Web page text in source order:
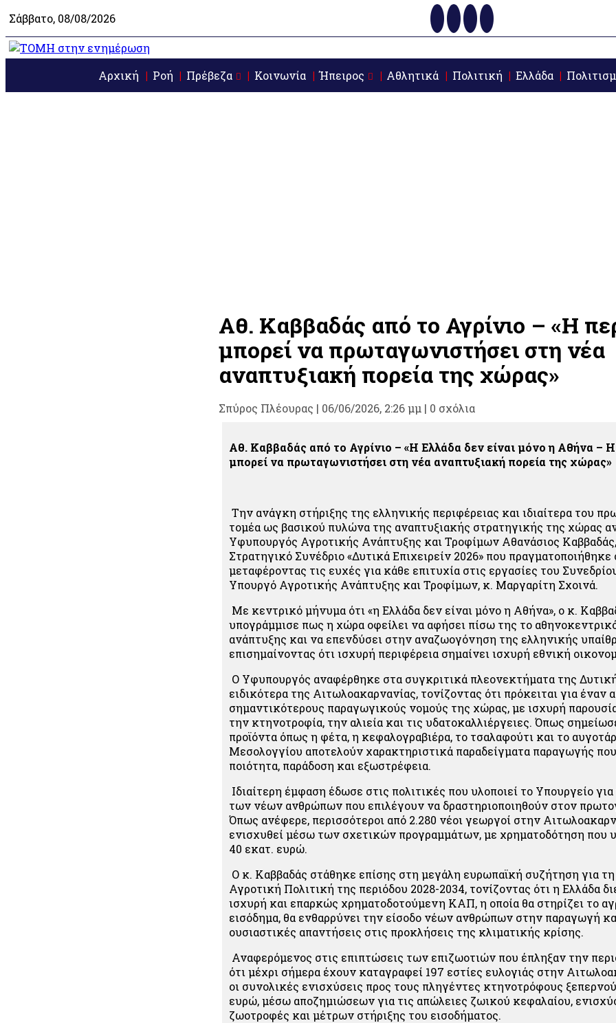
Σάββατο, 08/08/2026
Αρχική Ροή Πρέβεζα Κοινωνία Ήπειρος Αθλητικά Πολιτική Ελλάδα
Αθ. Καββαδάς από το Αγρίνιο – «Η
μπορεί να πρωταγωνιστήσει στη νέα
αναπτυξιακή πορεία της χώρας»
Σπύρος Πλέουρας | 06/06/2026, 2:26 μμ | 0 σχόλια
Αθ. Καββαδάς από το Αγρίνιο – «Η Ελλάδα δεν είναι μόνο η Αθήνα – Η
μπορεί να πρωταγωνιστήσει στη νέα αναπτυξιακή πορεία της χώρας»
Την ανάγκη στήριξης της ελληνικής περιφέρειας και ιδιαίτερα του
τομέα ως βασικού πυλώνα της αναπτυξιακής στρατηγικής της χώρας
Υφυπουργός Αγροτικής Ανάπτυξης και Τροφίμων Αθανάσιος
Στρατηγικό Συνέδριο «Δυτικά Επιχειρείν 2026» που πραγματοποιήθηκε
μεταφέροντας τις ευχές για κάθε επιτυχία στις εργασίες του
Υπουργό Αγροτικής Ανάπτυξης και Τροφίμων, κ. Μαργαρίτη Σχοινά.
Με κεντρικό μήνυμα ότι «η Ελλάδα δεν είναι μόνο η Αθήνα», ο κ.
υπογράμμισε πως η χώρα οφείλει να αφήσει πίσω της το
ανάπτυξης και να επενδύσει στην αναζωογόνηση της ελληνικής
επισημαίνοντας ότι ισχυρή περιφέρεια σημαίνει ισχυρή εθνική
Ο Υφυπουργός αναφέρθηκε στα συγκριτικά πλεονεκτήματα της
ειδικότερα της Αιτωλοακαρνανίας, τονίζοντας ότι πρόκειται για έναν
σημαντικότερους παραγωγικούς νομούς της χώρας, με ισχυρή
την κτηνοτροφία, την αλιεία και τις υδατοκαλλιέργειες. Όπως
προϊόντα όπως η φέτα, η κεφαλογραβιέρα, το τσαλαφούτι και το
Μεσολογγίου αποτελούν χαρακτηριστικά παραδείγματα παραγωγής
ποιότητα, παράδοση και εξωστρέφεια.
Ιδιαίτερη έμφαση έδωσε στις πολιτικές που υλοποιεί το Υπουργείο
των νέων ανθρώπων που επιλέγουν να δραστηριοποιηθούν στον
Όπως ανέφερε, περισσότεροι από 2.280 νέοι γεωργοί στην
ενισχυθεί μέσω των σχετικών προγραμμάτων, με χρηματοδότηση που
40 εκατ. ευρώ.
Ο κ. Καββαδάς στάθηκε επίσης στη μεγάλη ευρωπαϊκή συζήτηση για
Αγροτική Πολιτική της περιόδου 2028-2034, τονίζοντας ότι η Ελλάδα
ισχυρή και επαρκώς χρηματοδοτούμενη ΚΑΠ, η οποία θα στηρίζει το
εισόδημα, θα ενθαρρύνει την είσοδο νέων ανθρώπων στην παραγωγή
ουσιαστικές απαντήσεις στις προκλήσεις της κλιματικής κρίσης.
Αναφερόμενος στις επιπτώσεις των επιζωοτιών που έπληξαν την
ότι μέχρι σήμερα έχουν καταγραφεί 197 εστίες ευλογιάς στην
οι συνολικές ενισχύσεις προς τους πληγέντες κτηνοτρόφους
ευρώ, μέσω αποζημιώσεων για τις απώλειες ζωικού κεφαλαίου,
ζωοτροφές και μέτρων στήριξης του εισοδήματος.